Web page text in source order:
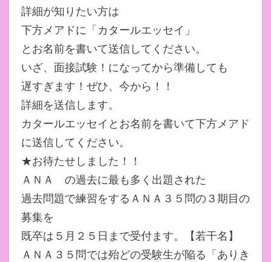
詳細が知りたい方は
下方メアドに「カタールエッセイ」
とお名前を書いて送信してください。
いざ、面接試験！になってから準備しても
遅すぎます！ぜひ、今から！！
詳細を送信します。
カタールエッセイとお名前を書いて下方メアド
に送信してください。
★お待たせしました！！
ＡＮＡ の過去に最も多く出題された
過去問題で練習をするＡＮＡ３５問の３期目の
募集を
既卒は５月２５日まで受付ます。【若干名】
ＡＮＡ３５問では殆どの受験生が陥る「ありき